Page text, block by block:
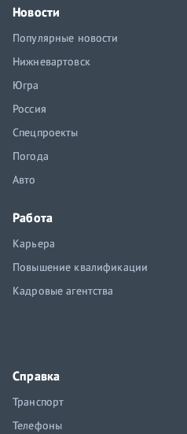
Новости
Популярные новости
Нижневартовск
Югра
Россия
Спецпроекты
Погода
Авто
Работа
Карьера
Повышение квалификации
Кадровые агентства
Справка
Транспорт
Телефоны